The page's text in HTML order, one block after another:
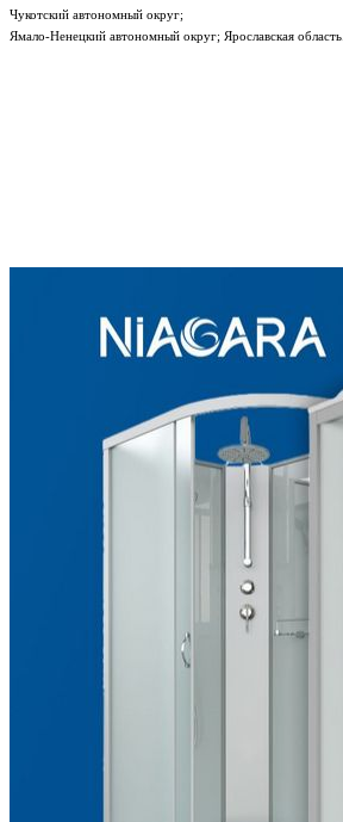
Чукотский автономный округ;
Ямало-Ненецкий автономный округ; Ярославская область.